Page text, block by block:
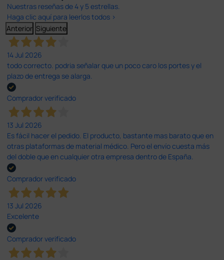
Nuestras reseñas de 4 y 5 estrellas.
Haga clic aquí para leerlos todos >
Anterior Siguiente
14 Jul 2026
todo correcto. podria señalar que un poco caro los portes y el
plazo de entrega se alarga.
Comprador verificado
13 Jul 2026
Es fácil hacer el pedido. El producto, bastante mas barato que en
otras plataformas de material médico. Pero el envío cuesta más
del doble que en cualquier otra empresa dentro de España.
Comprador verificado
13 Jul 2026
Excelente
Comprador verificado